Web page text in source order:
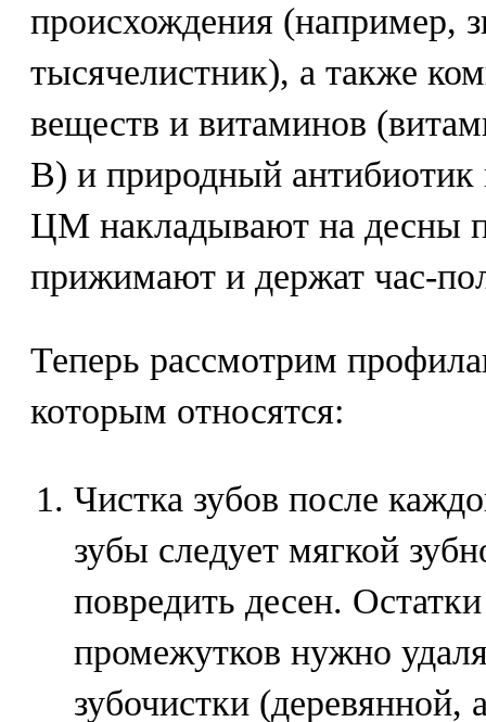
происхождения (например,
тысячелистник), а также
веществ и витаминов
В) и природный
ЦМ накладывают на десны
прижимают и держат час-
Теперь рассмотрим
которым относятся:
Чистка зубов после
зубы следует мягкой
повредить десен.
промежутков нужно
зубочистки (деревянной,